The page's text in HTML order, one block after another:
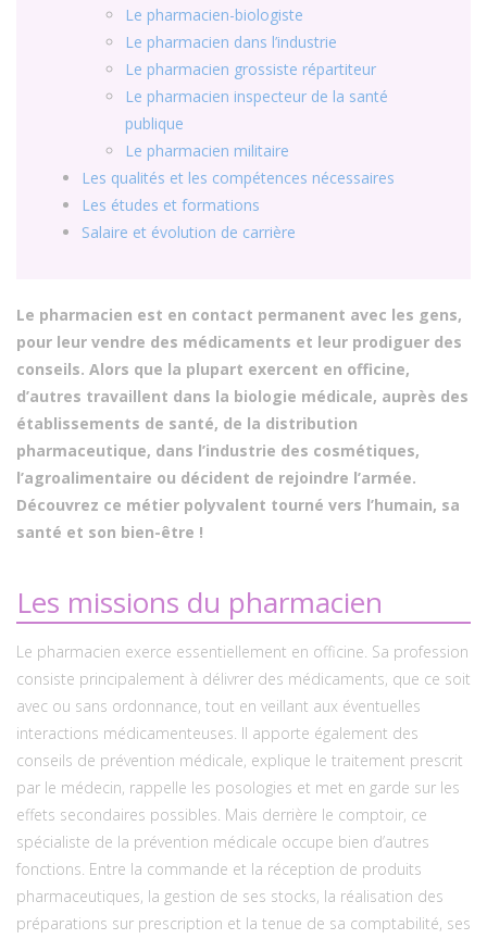
Le pharmacien-biologiste
Le pharmacien dans l’industrie
Le pharmacien grossiste répartiteur
Le pharmacien inspecteur de la santé
publique
Le pharmacien militaire
Les qualités et les compétences nécessaires
Les études et formations
Salaire et évolution de carrière
Le pharmacien est en contact permanent avec les gens,
pour leur vendre des médicaments et leur prodiguer des
conseils. Alors que la plupart exercent en officine,
d’autres travaillent dans la biologie médicale, auprès des
établissements de santé, de la distribution
pharmaceutique, dans l’industrie des cosmétiques,
l’agroalimentaire ou décident de rejoindre l’armée.
Découvrez ce métier polyvalent tourné vers l’humain, sa
santé et son bien-être !
Les missions du pharmacien
Le pharmacien exerce essentiellement en officine. Sa profession
consiste principalement à délivrer des médicaments, que ce soit
avec ou sans ordonnance, tout en veillant aux éventuelles
interactions médicamenteuses. Il apporte également des
conseils de prévention médicale, explique le traitement prescrit
par le médecin, rappelle les posologies et met en garde sur les
effets secondaires possibles. Mais derrière le comptoir, ce
spécialiste de la prévention médicale occupe bien d’autres
fonctions. Entre la commande et la réception de produits
pharmaceutiques, la gestion de ses stocks, la réalisation des
préparations sur prescription et la tenue de sa comptabilité, ses